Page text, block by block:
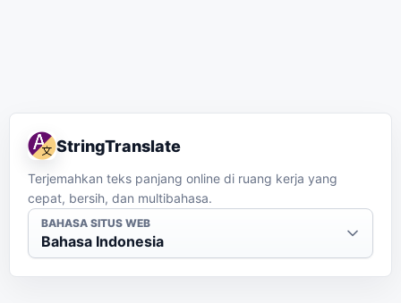
Terjemahkan Acholi ke Bambara
Terjemahkan Acholi ke Bashkir
Terjemahkan Acholi ke Basque
StringTranslate
Terjemahkan teks panjang online di ruang kerja yang
cepat, bersih, dan multibahasa.
BAHASA SITUS WEB
Bahasa Indonesia